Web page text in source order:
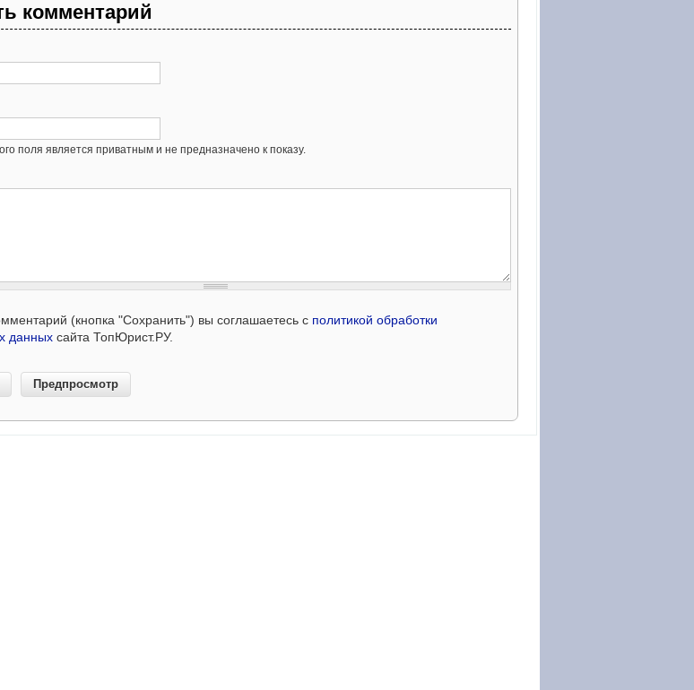
комментарий
поля является приватным и не предназначено к показу.
(кнопка "Сохранить") вы соглашаетесь с политикой обработки
данных сайта ТопЮрист.РУ.